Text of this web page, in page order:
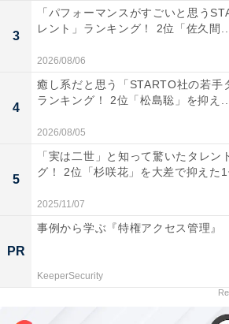
北海道の魅力度の結果
市町村別では、「札幌市」が2年連
に。割合を見ると、「とても魅力的
魅力的」が41.0％で、こちらも「魅
3
「パフォーマンスがすごいと思う
レント」ランキング！ 2位「佐久間...
2026/08/06
4
癒し系だと思う「STARTO社の若手
ランキング！ 2位「松島聡」を抑え...
2026/08/05
5
「実は二世」と知って驚いたタレン
グ！ 2位「杉咲花」を大差で抑えた1
2025/11/07
PR
事例から学ぶ『特権アクセス管理』
KeeperSecurity